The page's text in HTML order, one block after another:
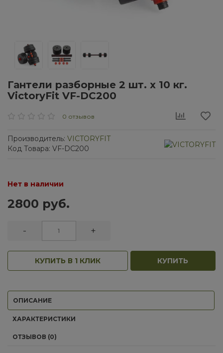
Гантели разборные 2 шт. х 10 кг.
VictoryFit VF-DС200
0 отзывов
Производитель: VICTORYFIT
Код Товара: VF-DС200
Нет в наличии
2800 руб.
- +
КУПИТЬ В 1 КЛИК КУПИТЬ
ОПИСАНИЕ
ХАРАКТЕРИСТИКИ
ОТЗЫВОВ (0)